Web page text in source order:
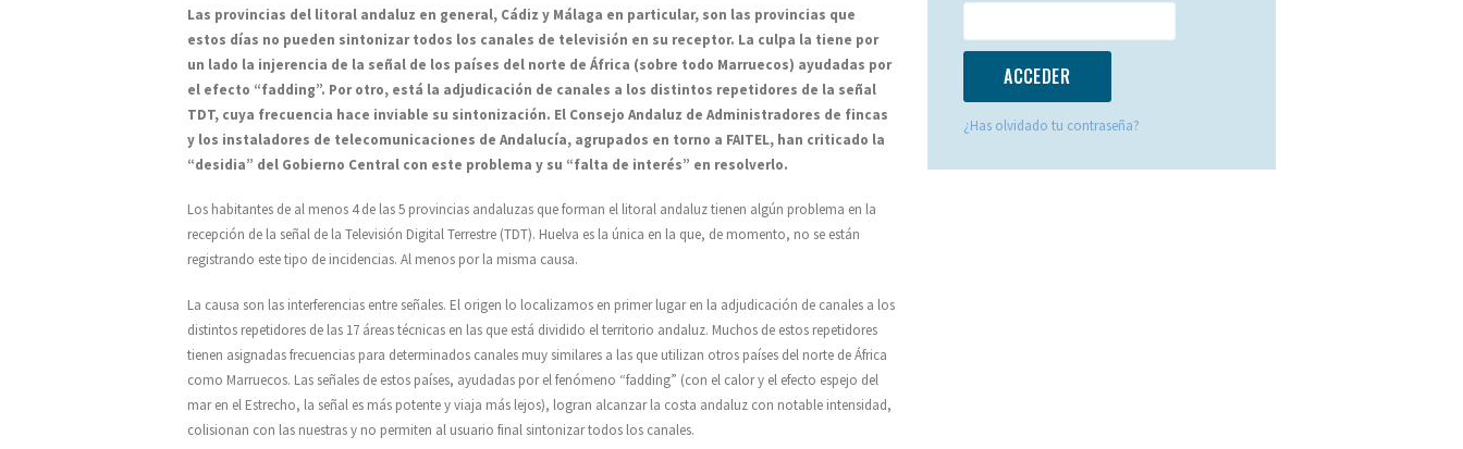
Las provincias del litoral andaluz en general, Cádiz y Málaga en particular, son las provincias que
estos días no pueden sintonizar todos los canales de televisión en su receptor. La culpa la tiene por
un lado la injerencia de la señal de los países del norte de África (sobre todo Marruecos) ayudadas por
el efecto “fadding”. Por otro, está la adjudicación de canales a los distintos repetidores de la señal
TDT, cuya frecuencia hace inviable su sintonización. El Consejo Andaluz de Administradores de fincas
y los instaladores de telecomunicaciones de Andalucía, agrupados en torno a FAITEL, han criticado la
“desidia” del Gobierno Central con este problema y su “falta de interés” en resolverlo.
Los habitantes de al menos 4 de las 5 provincias andaluzas que forman el litoral andaluz tienen algún problema en la
recepción de la señal de la Televisión Digital Terrestre (TDT). Huelva es la única en la que, de momento, no se están
registrando este tipo de incidencias. Al menos por la misma causa.
La causa son las interferencias entre señales. El origen lo localizamos en primer lugar en la adjudicación de canales a los
distintos repetidores de las 17 áreas técnicas en las que está dividido el territorio andaluz. Muchos de estos repetidores
tienen asignadas frecuencias para determinados canales muy similares a las que utilizan otros países del norte de África
como Marruecos. Las señales de estos países, ayudadas por el fenómeno “fadding” (con el calor y el efecto espejo del
mar en el Estrecho, la señal es más potente y viaja más lejos), logran alcanzar la costa andaluz con notable intensidad,
colisionan con las nuestras y no permiten al usuario final sintonizar todos los canales.
¿Has olvidado tu contraseña?